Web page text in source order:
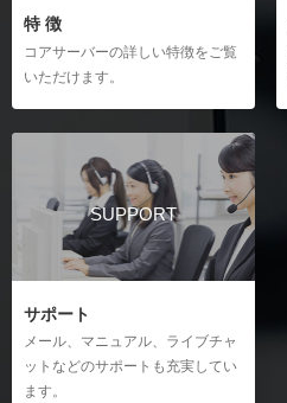
特 徴
コアサーバーの詳しい特徴をご覧
いただけます。
SUPPORT
サポート
メール、マニュアル、ライブチャ
ットなどのサポートも充実してい
ます。